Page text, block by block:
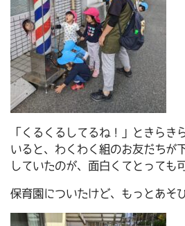
「くるくるしてるね！」ときらき
いると、わくわく組のお友だちが
していたのが、面白くてとっても
保育園についたけど、もっとあそ